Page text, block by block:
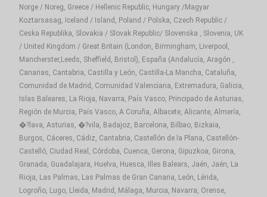
Norge / Noreg, Greece / Hellenic Republic, Hungary /Magyar
Koztarsasag, Iceland / Island, Poland / Polska, Czech Republic /
Ceska Republika, Slovakia / Slovak Republic/ Slovenska , Slovenia, UK
/ United Kingdom / Great Britain (London, Birmingham, Liverpool,
Mancherster,Leeds, Sheffield, Bristol), España (Andalucía, Aragón ,
Canarias, Cantabria, Castilla y León, Castilla-La Mancha, Cataluña,
Comunidad de Madrid, Comunidad Valenciana, Extremadura, Galicia,
Islas Baleares, La Rioja, Navarra, País Vasco, Principado de Asturias,
Región de Murcia, País Vasco, A Coruña, Albacete, Alicante, Almería,
�?lava, Asturias, �?vila, Badajoz, Barcelona, Bilbao, Bizkaia,
Burgos, Cáceres, Cádiz, Cantabria, Castellón de la Plana, Castellón-
Castelló, Ciudad Real, Córdoba, Cuenca, Gerona, Gipuzkoa, Girona,
Granada, Guadalajara, Huelva, Huesca, Illes Balears, Jaén, Jaén, La
Rioja, Las Palmas, Las Palmas de Gran Canaria, León, Lérida,
Logroño, Lugo, Lleida, Madrid, Málaga, Murcia, Navarra, Orense,